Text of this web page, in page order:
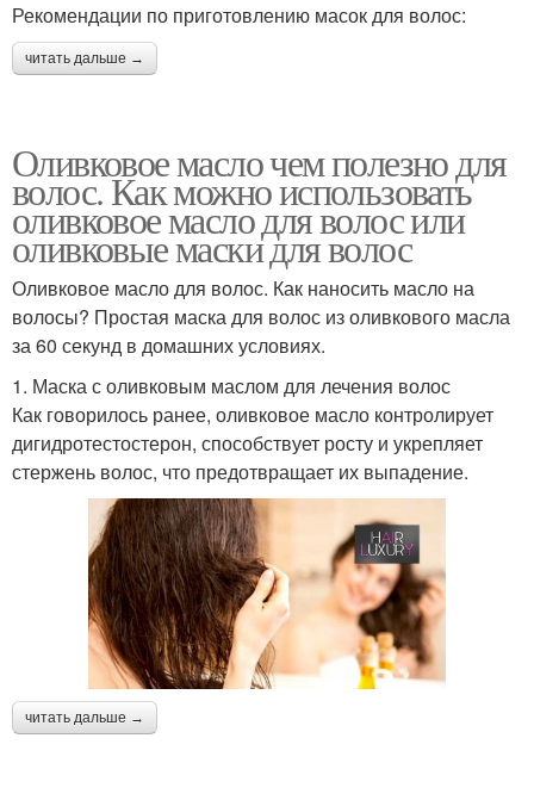
Рекомендации по приготовлению масок для волос:
читать дальше →
Оливковое масло чем полезно для
волос. Как можно использовать
оливковое масло для волос или
оливковые маски для волос
Оливковое масло для волос. Как наносить масло на
волосы? Простая маска для волос из оливкового масла
за 60 секунд в домашних условиях.
1. Маска с оливковым маслом для лечения волос
Как говорилось ранее, оливковое масло контролирует
дигидротестостерон, способствует росту и укрепляет
стержень волос, что предотвращает их выпадение.
читать дальше →